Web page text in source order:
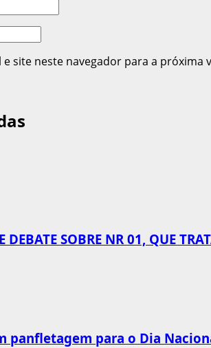
site neste navegador para a próxima
DEBATE SOBRE NR 01, QUE
panfletagem para o Dia